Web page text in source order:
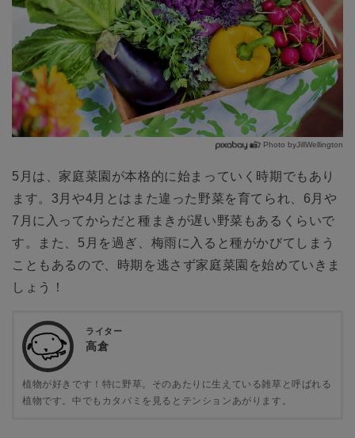
Photo byJillWellington
5月は、家庭菜園が本格的に始まっていく時期でもあり
ます。3月や4月とはまた違った野菜を育てられ、6月や
7月に入ってからだと種まきが遅い野菜もあるくらいで
す。また、5月を過ぎ、梅雨に入ると種がかびてしまう
こともあるので、時期を逃さず家庭菜園を始めていきま
しょう！
ライター
高倉
植物が好きです！特に野草。そのあたりに生えている雑草と呼ばれる
植物です。中でもカタバミを見るとテンションあがります。